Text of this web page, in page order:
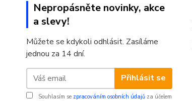
Nepropásněte novinky, akce
a slevy!
Můžete se kdykoli odhlásit. Zasíláme
jednou za 14 dní.
Přihlásit se
Souhlasím se zpracováním osobních údajů za účelem